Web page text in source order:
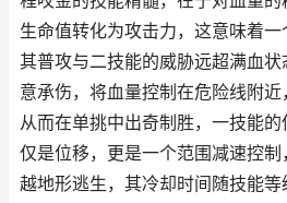
生命值转化为攻击力，这意味着一
其普攻与二技能的威胁远超满血
意承伤，将血量控制在危险线附近
从而在单挑中出奇制胜，一技能
仅是位移，更是一个范围减速控
越地形逃生，其冷却时间随技能